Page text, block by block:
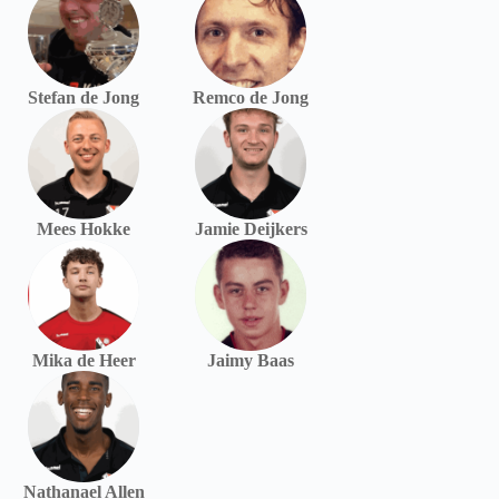
Stefan de Jong Remco de Jong
Mees Hokke Jamie Deijkers
Mika de Heer Jaimy Baas
Nathanael Allen